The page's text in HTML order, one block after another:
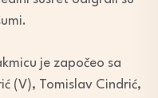
je započeo sa
(V), Tomislav Cindrić,